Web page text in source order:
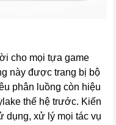
cho mọi tựa game
này được trang bị bộ
phân luồng còn hiệu
thế hệ trước. Kiến
dụng, xử lý mọi tác vụ